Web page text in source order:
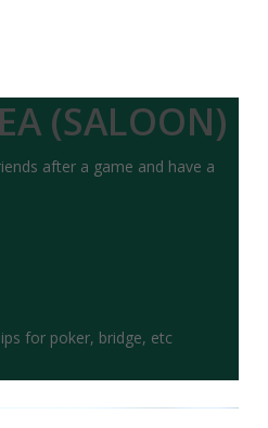
(SALOON)
after a game and have a
for poker, bridge, etc